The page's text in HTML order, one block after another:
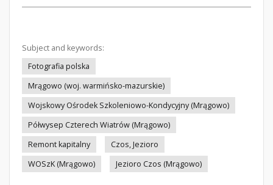
Subject and keywords:
Fotografia polska
Mrągowo (woj. warmińsko-mazurskie)
Wojskowy Ośrodek Szkoleniowo-Kondycyjny (Mrągowo)
Półwysep Czterech Wiatrów (Mrągowo)
Remont kapitalny
Czos, Jezioro
WOSzK (Mrągowo)
Jezioro Czos (Mrągowo)